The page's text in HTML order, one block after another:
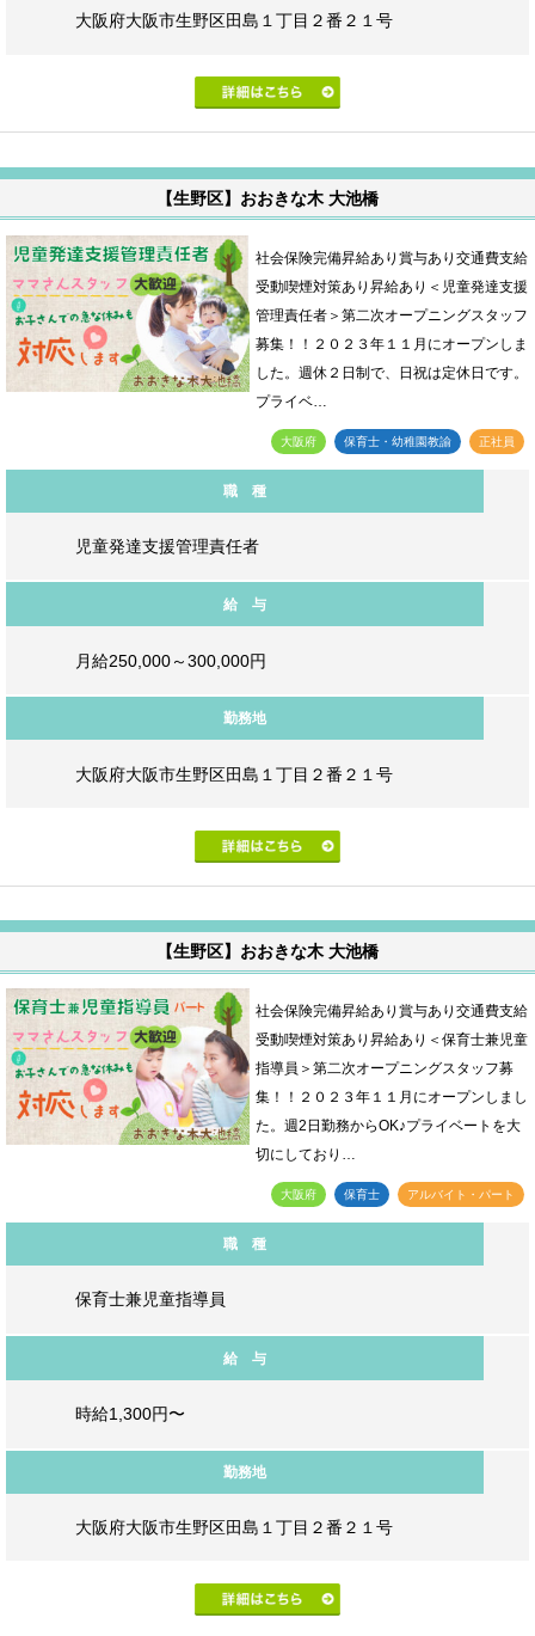
大阪府大阪市生野区田島１丁目２番２１号
【生野区】おおきな木 大池橋
社会保険完備昇給あり賞与あり交通費支給
受動喫煙対策あり昇給あり＜児童発達支援
管理責任者＞第二次オープニングスタッフ
募集！！２０２３年１１月にオープンしま
した。週休２日制で、日祝は定休日です。
プライベ…
大阪府 保育士・幼稚園教諭 正社員
職 種
児童発達支援管理責任者
給 与
月給250,000～300,000円
勤務地
大阪府大阪市生野区田島１丁目２番２１号
【生野区】おおきな木 大池橋
社会保険完備昇給あり賞与あり交通費支給
受動喫煙対策あり昇給あり＜保育士兼児童
指導員＞第二次オープニングスタッフ募
集！！２０２３年１１月にオープンしまし
た。週2日勤務からOK♪プライベートを大
切にしており…
大阪府 保育士 アルバイト・パート
職 種
保育士兼児童指導員
給 与
時給1,300円〜
勤務地
大阪府大阪市生野区田島１丁目２番２１号